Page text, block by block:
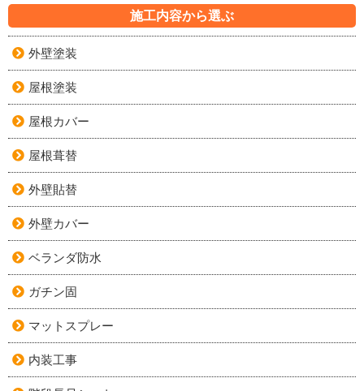
施工内容から選ぶ
外壁塗装
屋根塗装
屋根カバー
屋根葺替
外壁貼替
外壁カバー
ベランダ防水
ガチン固
マットスプレー
内装工事